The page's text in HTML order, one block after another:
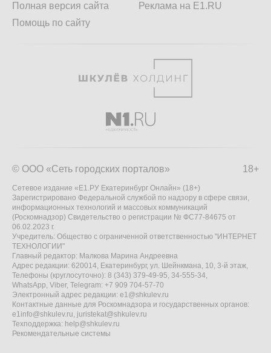
Полная версия сайта
Помощь по сайту
Реклама на E1.RU
18+
© ООО «Сеть городских порталов»
Сетевое издание «Е1.РУ Екатеринбург Онлайн» (18+)
Зарегистрировано Федеральной службой по надзору в сфере связи,
информационных технологий и массовых коммуникаций
(Роскомнадзор) Свидетельство о регистрации № ФС77-84675 от
06.02.2023 г.
Учредитель: Общество с ограниченной ответственностью "ИНТЕРНЕТ
ТЕХНОЛОГИИ"
Главный редактор: Малкова Марина Андреевна
Адрес редакции: 620014, Екатеринбург, ул. Шейнкмана, 10, 3-й этаж,
Телефоны (круглосуточно): 8 (343) 379-49-95, 34-555-34,
WhatsApp, Viber, Telegram: +7 909 704-57-70
Электронный адрес редакции: e1@shkulev.ru
Контактные данные для Роскомнадзора и государственных органов:
e1info@shkulev.ru, juristekat@shkulev.ru
Техподдержка: help@shkulev.ru
Рекомендательные системы